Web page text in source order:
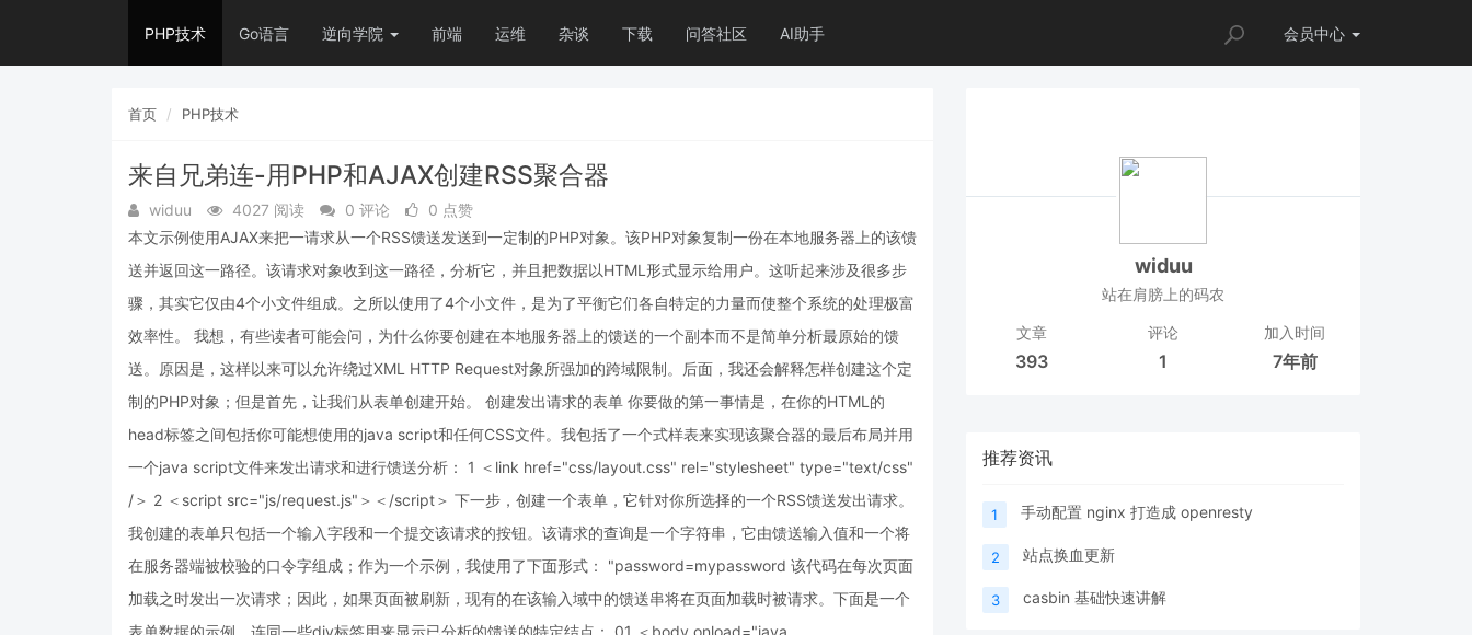
会员中心
PHP技术 Go语言 逆向学院 前端 运维 杂谈 下载 问答社区 AI助手
首页 PHP技术
来自兄弟连-用PHP和AJAX创建RSS聚合器
widuu 4027 阅读 0 评论
0 点赞
本文示例使用AJAX来把一请求从一个RSS馈送发送到一定制的PHP对象。该PHP对象复制一份在本地服务器上的该馈
送并返回这一路径。该请求对象收到这一路径，分析它，并且把数据以HTML形式显示给用户。这听起来涉及很多步
骤，其实它仅由4个小文件组成。之所以使用了4个小文件，是为了平衡它们各自特定的力量而使整个系统的处理极富
效率性。 我想，有些读者可能会问，为什么你要创建在本地服务器上的馈送的一个副本而不是简单分析最原始的馈
送。原因是，这样以来可以允许绕过XML HTTP Request对象所强加的跨域限制。后面，我还会解释怎样创建这个定
制的PHP对象；但是首先，让我们从表单创建开始。 创建发出请求的表单 你要做的第一事情是，在你的HTML的
head标签之间包括你可能想使用的java script和任何CSS文件。我包括了一个式样表来实现该聚合器的最后布局并用
一个java script文件来发出请求和进行馈送分析： 1 ＜link href="css/layout.css" rel="stylesheet" type="text/css"
/＞ 2 ＜script src="js/request.js"＞＜/script＞ 下一步，创建一个表单，它针对你所选择的一个RSS馈送发出请求。
我创建的表单只包括一个输入字段和一个提交该请求的按钮。该请求的查询是一个字符串，它由馈送输入值和一个将
在服务器端被校验的口令字组成；作为一个示例，我使用了下面形式： "password=mypassword 该代码在每次页面
加载之时发出一次请求；因此，如果页面被刷新，现有的在该输入域中的馈送串将在页面加载时被请求。下面是一个
表单数据的示例，连同一些div标签用来显示已分析的馈送的特定结点： 01 ＜body onload="java
widuu
站在肩膀上的码农
文章
393
评论
1
加入时间
7年前
推荐资讯
1 手动配置 nginx 打造成 openresty
2 站点换血更新
3 casbin 基础快速讲解